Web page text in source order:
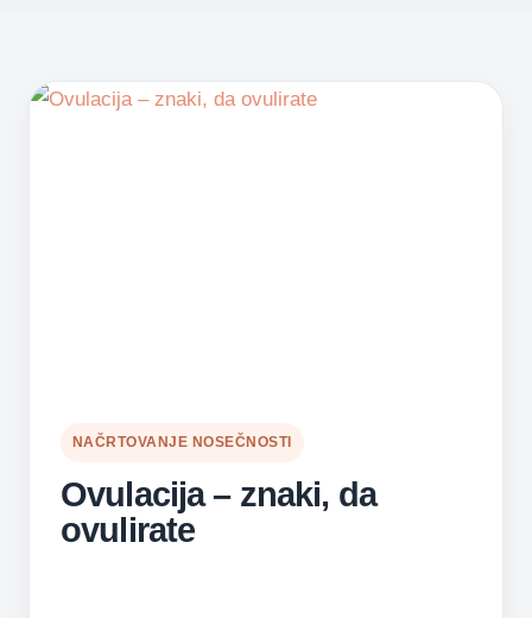
NAČRTOVANJE NOSEČNOSTI
Ovulacija – znaki, da
ovulirate